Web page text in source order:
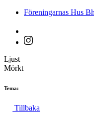
Föreningarnas Hus
Ljust
Mörkt
Tema:
Tillbaka